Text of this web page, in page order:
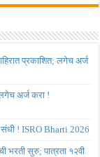
प्रकाशित; लगेच अर्ज
अर्ज करा !
संधी ! ISRO Bharti 2026
भरती सुरु; पात्रता १२वी